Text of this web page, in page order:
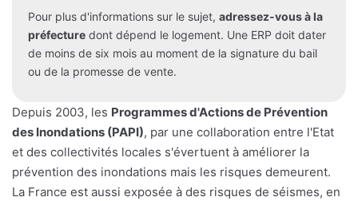
Pour plus d'informations sur le sujet, adressez-vous à la
préfecture dont dépend le logement. Une ERP doit dater
de moins de six mois au moment de la signature du bail
ou de la promesse de vente.
Depuis 2003, les Programmes d'Actions de Prévention
des Inondations (PAPI), par une collaboration entre l'Etat
et des collectivités locales s'évertuent à améliorer la
prévention des inondations mais les risques demeurent.
La France est aussi exposée à des risques de séismes, en